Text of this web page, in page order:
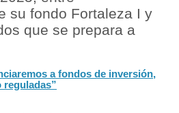
su fondo Fortaleza I y
que se prepara a
a fondos de inversión,
reguladas”